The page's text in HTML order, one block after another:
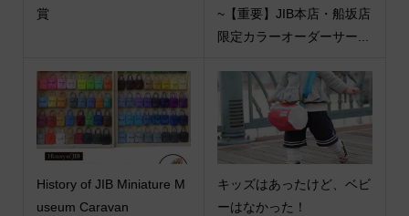
賞
~【重要】JIB本店・船坂店
限定カラーオーダーサー...
History of JIB Miniature M
useum Caravan
キッズはあったけど、ベビ
ーはなかった！